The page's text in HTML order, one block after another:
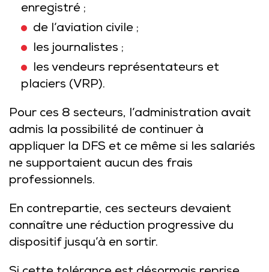
enregistré ;
de l’aviation civile ;
les journalistes ;
les vendeurs représentateurs et
placiers (VRP).
Pour ces 8 secteurs, l’administration avait
admis la possibilité de continuer à
appliquer la DFS et ce même si les salariés
ne supportaient aucun des frais
professionnels.
En contrepartie, ces secteurs devaient
connaître une réduction progressive du
dispositif jusqu’à en sortir.